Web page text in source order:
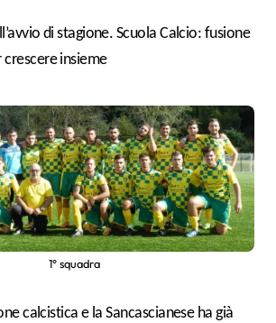
insieme
1° squadra
calcistica e la Sancascianese ha già